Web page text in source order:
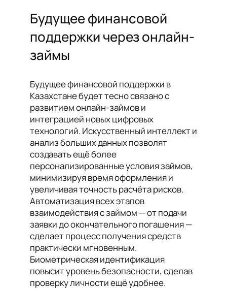
Будущее финансовой
поддержки через онлайн-
займы
Будущее финансовой поддержки в
Казахстане будет тесно связано с
развитием онлайн-займов и
интеграцией новых цифровых
технологий. Искусственный интеллект и
анализ больших данных позволят
создавать ещё более
персонализированные условия займов,
минимизируя время оформления и
увеличивая точность расчёта рисков.
Автоматизация всех этапов
взаимодействия с займом — от подачи
заявки до окончательного погашения —
сделает процесс получения средств
практически мгновенным.
Биометрическая идентификация
повысит уровень безопасности, сделав
проверку личности ещё удобнее.